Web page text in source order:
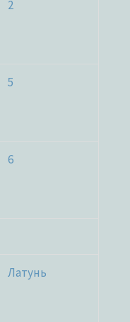
2
5
6
Латунь